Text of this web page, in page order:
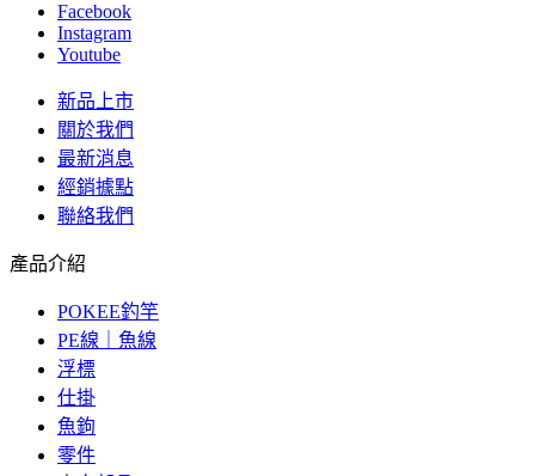
Facebook
Instagram
Youtube
新品上市
關於我們
最新消息
經銷據點
聯絡我們
產品介紹
POKEE釣竿
PE線｜魚線
浮標
仕掛
魚鉤
零件